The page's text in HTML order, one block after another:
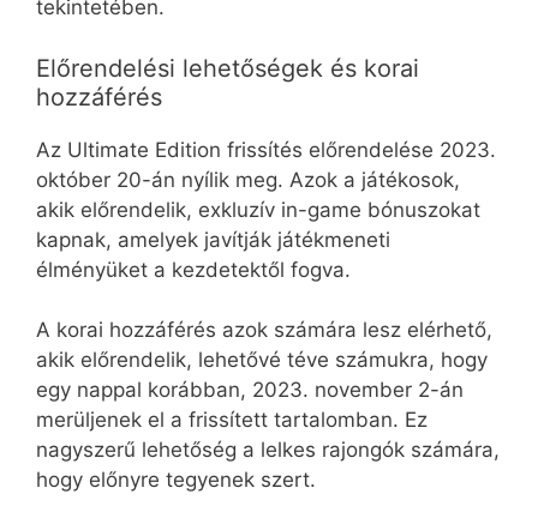
tekintetében.
Előrendelési lehetőségek és korai
hozzáférés
Az Ultimate Edition frissítés előrendelése 2023.
október 20-án nyílik meg. Azok a játékosok,
akik előrendelik, exkluzív in-game bónuszokat
kapnak, amelyek javítják játékmeneti
élményüket a kezdetektől fogva.
A korai hozzáférés azok számára lesz elérhető,
akik előrendelik, lehetővé téve számukra, hogy
egy nappal korábban, 2023. november 2-án
merüljenek el a frissített tartalomban. Ez
nagyszerű lehetőség a lelkes rajongók számára,
hogy előnyre tegyenek szert.